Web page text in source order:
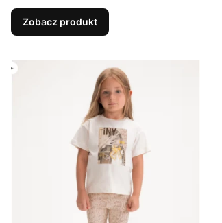
Zobacz produkt